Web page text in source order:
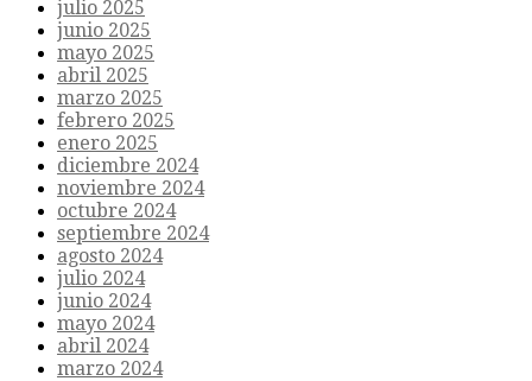
julio 2025
junio 2025
mayo 2025
abril 2025
marzo 2025
febrero 2025
enero 2025
diciembre 2024
noviembre 2024
octubre 2024
septiembre 2024
agosto 2024
julio 2024
junio 2024
mayo 2024
abril 2024
marzo 2024